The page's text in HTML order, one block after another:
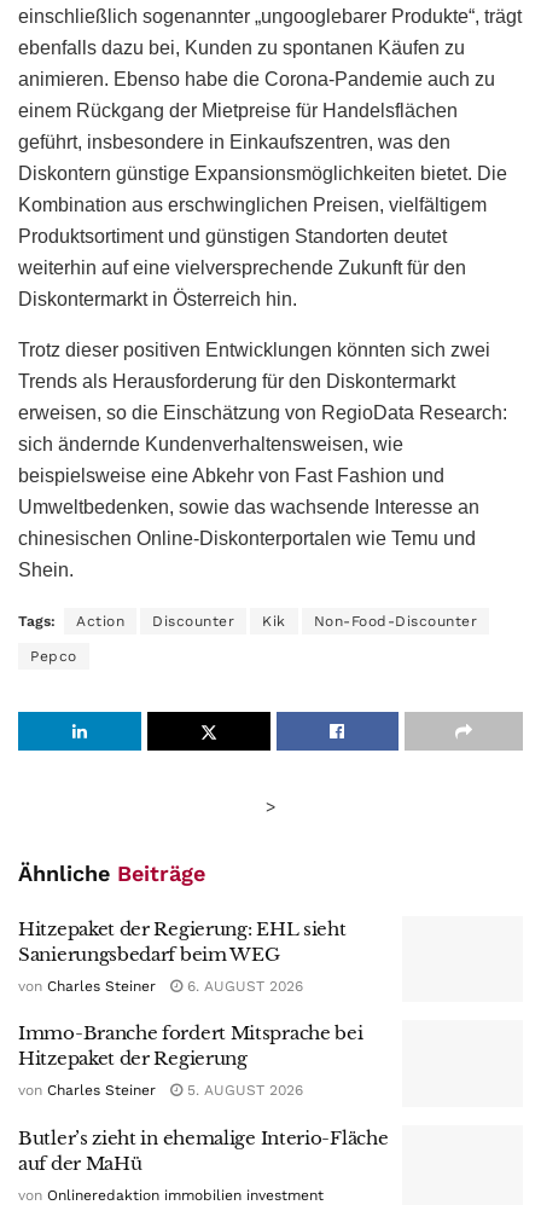
einschließlich sogenannter „ungooglebarer Produkte“, trägt
ebenfalls dazu bei, Kunden zu spontanen Käufen zu
animieren. Ebenso habe die Corona-Pandemie auch zu
einem Rückgang der Mietpreise für Handelsflächen
geführt, insbesondere in Einkaufszentren, was den
Diskontern günstige Expansionsmöglichkeiten bietet. Die
Kombination aus erschwinglichen Preisen, vielfältigem
Produktsortiment und günstigen Standorten deutet
weiterhin auf eine vielversprechende Zukunft für den
Diskontermarkt in Österreich hin.
Trotz dieser positiven Entwicklungen könnten sich zwei
Trends als Herausforderung für den Diskontermarkt
erweisen, so die Einschätzung von RegioData Research:
sich ändernde Kundenverhaltensweisen, wie
beispielsweise eine Abkehr von Fast Fashion und
Umweltbedenken, sowie das wachsende Interesse an
chinesischen Online-Diskonterportalen wie Temu und
Shein.
Tags: Action Discounter Kik Non-Food-Discounter
Pepco
>
Ähnliche Beiträge
Hitzepaket der Regierung: EHL sieht
Sanierungsbedarf beim WEG
von Charles Steiner 6. AUGUST 2026
Immo-Branche fordert Mitsprache bei
Hitzepaket der Regierung
von Charles Steiner 5. AUGUST 2026
Butler’s zieht in ehemalige Interio-Fläche
auf der MaHü
von Onlineredaktion immobilien investment